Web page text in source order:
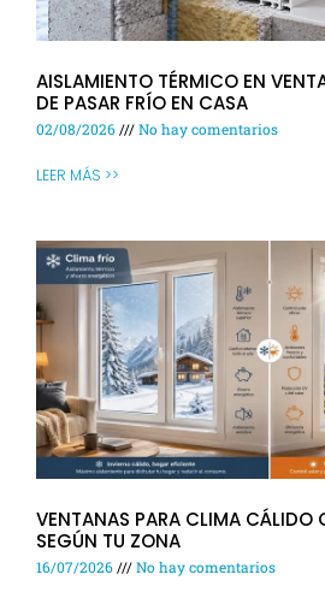
AISLAMIENTO TÉRMICO EN
DE PASAR FRÍO EN CASA
02/08/2026 No hay comentarios
LEER MÁS >>
VENTANAS PARA CLIMA CÁLIDO
SEGÚN TU ZONA
16/07/2026 No hay comentarios